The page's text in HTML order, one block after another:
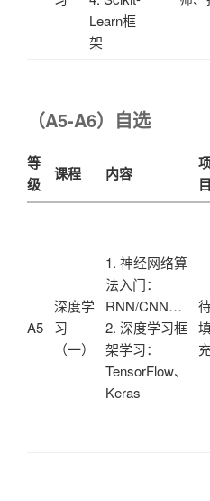
Learn框
架
（A5-A6）自选
等
级
课程 内容
目
A5
深度学
习
（一）
1. 神经网络算
法入门：
RNN/CNN…
2. 深度学习框
架学习：
TensorFlow、
Keras